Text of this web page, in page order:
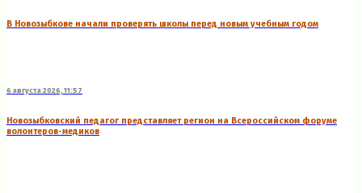
В Новозыбкове начали проверять школы перед новым учебным годом
6 августа 2026, 11:57
Новозыбковский педагог представляет регион на Всероссийском форуме
волонтеров-медиков